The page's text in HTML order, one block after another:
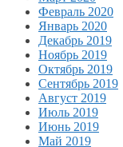
Февраль 2020
Январь 2020
Декабрь 2019
Ноябрь 2019
Октябрь 2019
Сентябрь 2019
Август 2019
Июль 2019
Июнь 2019
Май 2019